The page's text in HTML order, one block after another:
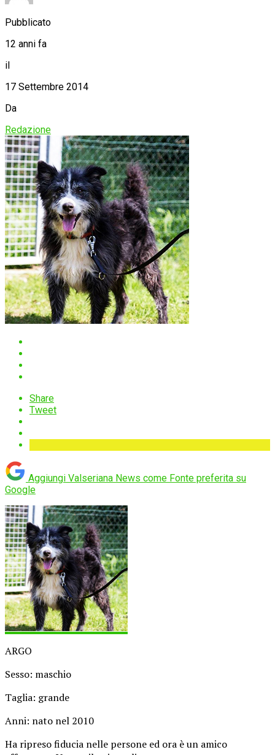
Pubblicato
12 anni fa
il
17 Settembre 2014
Da
Redazione
Share
Tweet
Aggiungi Valseriana News come Fonte preferita su
Google
ARGO
Sesso: maschio
Taglia: grande
Anni: nato nel 2010
Ha ripreso fiducia nelle persone ed ora è un amico